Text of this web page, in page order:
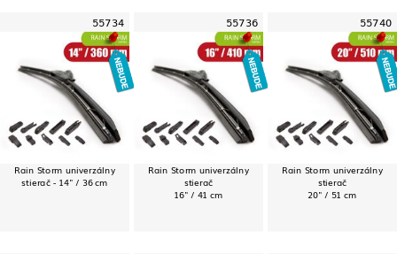
55734
Rain Storm univerzálny
stierač - 14" / 36 cm
55736
Rain Storm univerzálny
stierač
16" / 41 cm
55740
Rain Storm univerzálny
stierač
20" / 51 cm